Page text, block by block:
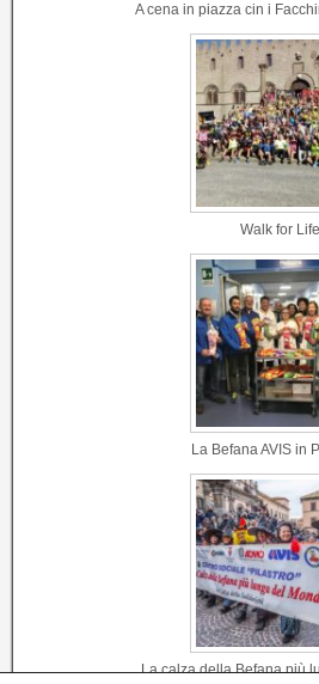
A cena in piazza cin i
Walk for Life
La Befana AVIS in
La calza della Befana più